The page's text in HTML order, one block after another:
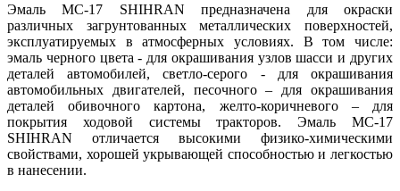
Эмаль МС-17 SHIHRAN предназначена для окраски
различных загрунтованных металлических поверхностей,
эксплуатируемых в атмосферных условиях. В том числе:
эмаль черного цвета - для окрашивания узлов шасси и других
деталей автомобилей, светло-серого - для окрашивания
автомобильных двигателей, песочного – для окрашивания
деталей обивочного картона, желто-коричневого – для
покрытия ходовой системы тракторов. Эмаль МС-17
SHIHRAN отличается высокими физико-химическими
свойствами, хорошей укрывающей способностью и легкостью
в нанесении.